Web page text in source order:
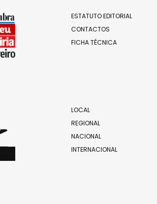
ESTATUTO EDITORIAL
CONTACTOS
FICHA TÉCNICA
LOCAL
REGIONAL
NACIONAL
INTERNACIONAL